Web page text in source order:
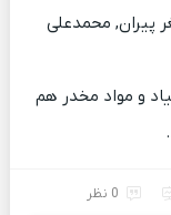
پیران, محمدعلی
و مواد مخدر هم
0 نظر